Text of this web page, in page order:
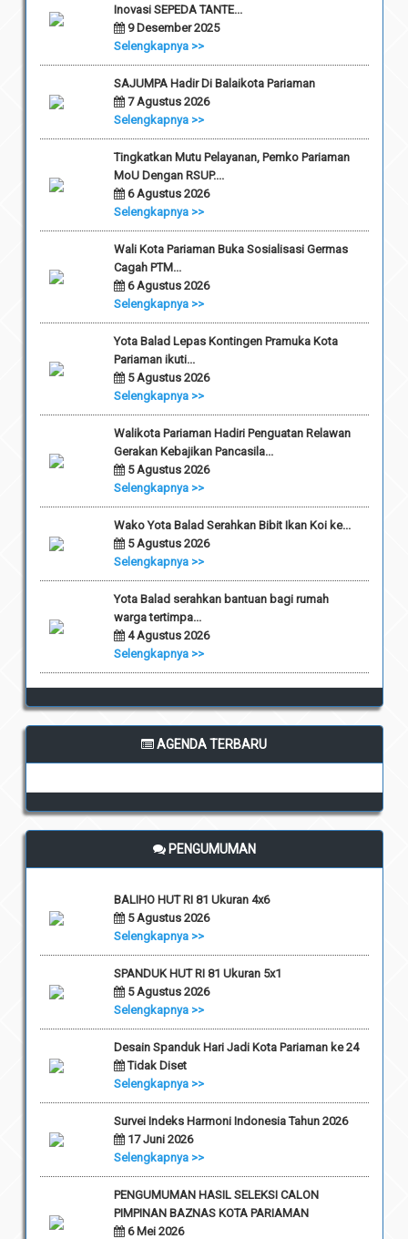
Inovasi SEPEDA TANTE...
9 Desember 2025
Selengkapnya >>
SAJUMPA Hadir Di Balaikota Pariaman
7 Agustus 2026
Selengkapnya >>
Tingkatkan Mutu Pelayanan, Pemko Pariaman
MoU Dengan RSUP....
6 Agustus 2026
Selengkapnya >>
Wali Kota Pariaman Buka Sosialisasi Germas
Cagah PTM...
6 Agustus 2026
Selengkapnya >>
Yota Balad Lepas Kontingen Pramuka Kota
Pariaman ikuti...
5 Agustus 2026
Selengkapnya >>
Walikota Pariaman Hadiri Penguatan Relawan
Gerakan Kebajikan Pancasila...
5 Agustus 2026
Selengkapnya >>
Wako Yota Balad Serahkan Bibit Ikan Koi ke...
5 Agustus 2026
Selengkapnya >>
Yota Balad serahkan bantuan bagi rumah
warga tertimpa...
4 Agustus 2026
Selengkapnya >>
AGENDA TERBARU
PENGUMUMAN
BALIHO HUT RI 81 Ukuran 4x6
5 Agustus 2026
Selengkapnya >>
SPANDUK HUT RI 81 Ukuran 5x1
5 Agustus 2026
Selengkapnya >>
Desain Spanduk Hari Jadi Kota Pariaman ke 24
Tidak Diset
Selengkapnya >>
Survei Indeks Harmoni Indonesia Tahun 2026
17 Juni 2026
Selengkapnya >>
PENGUMUMAN HASIL SELEKSI CALON
PIMPINAN BAZNAS KOTA PARIAMAN
6 Mei 2026